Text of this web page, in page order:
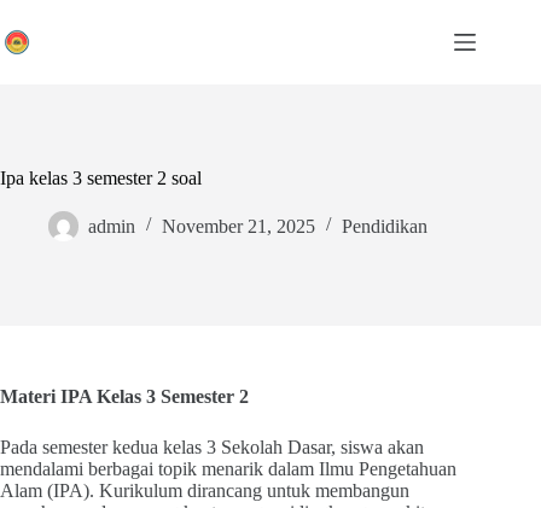
to
content
Ipa kelas 3 semester 2 soal
admin November 21, 2025 Pendidikan
Materi IPA Kelas 3 Semester 2
Pada semester kedua kelas 3 Sekolah Dasar, siswa akan
mendalami berbagai topik menarik dalam Ilmu Pengetahuan
Alam (IPA). Kurikulum dirancang untuk membangun